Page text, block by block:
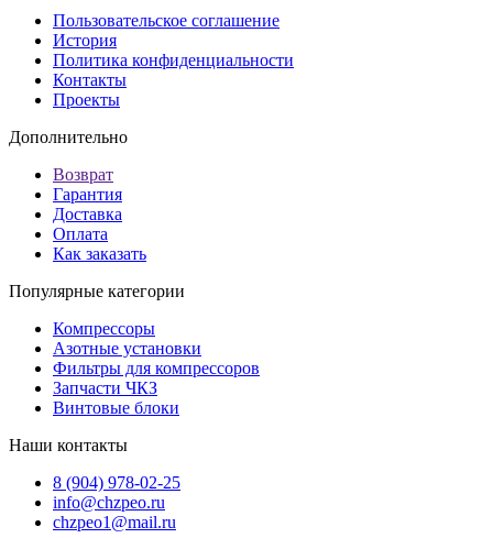
Пользовательское соглашение
История
Политика конфиденциальности
Контакты
Проекты
Дополнительно
Возврат
Гарантия
Доставка
Оплата
Как заказать
Популярные категории
Компрессоры
Азотные установки
Фильтры для компрессоров
Запчасти ЧКЗ
Винтовые блоки
Наши контакты
8 (904) 978-02-25
info@chzpeo.ru
chzpeo1@mail.ru